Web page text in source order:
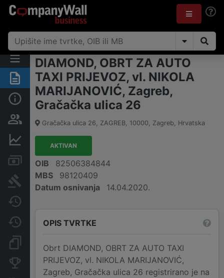
Sažetak
Osnovne informacije
Osobe i vlasništvo
Financijski podaci
Računi i blokade
Sudske objave
Promjene
Konkurentske tvrtke
DIAMOND, OBRT ZA AUTO
TAXI PRIJEVOZ, vl. NIKOLA
MARIJANOVIĆ, Zagreb,
Gračačka ulica 26
Gračačka ulica 26, ZAGREB, 10000, Zagreb, Hrvatska
AKTIVAN
OIB
82506384844
MBS
98120409
Datum osnivanja
14.04.2020.
OPIS TVRTKE
Obrt DIAMOND, OBRT ZA AUTO TAXI
PRIJEVOZ, vl. NIKOLA MARIJANOVIĆ,
Zagreb, Gračačka ulica 26 registrirano je na